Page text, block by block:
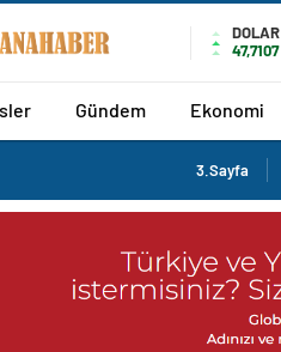
DOLAR
47,7107
Gündem Ekonomi
3.Sayfa